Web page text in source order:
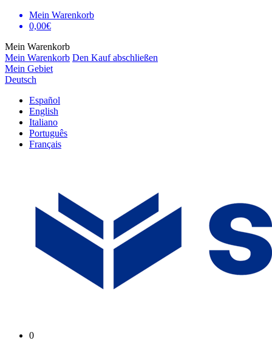
Mein Warenkorb
0,00€
Mein Warenkorb
Mein Warenkorb Den Kauf abschließen
Mein Gebiet
Deutsch
Español
English
Italiano
Português
Français
0